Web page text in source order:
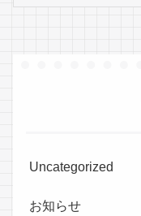
Uncategorized
お知らせ